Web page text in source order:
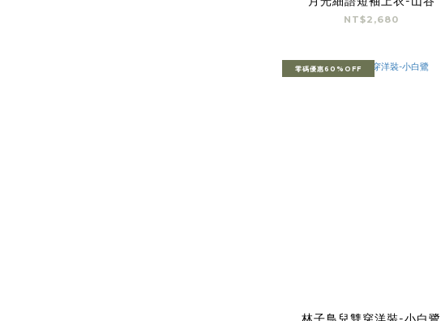
NT$2,680
零碼優惠60%OFF